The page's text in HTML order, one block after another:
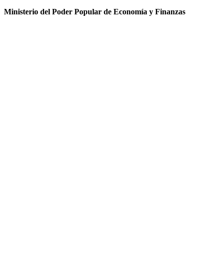
Ministerio del Poder Popular de Economía y Finanzas